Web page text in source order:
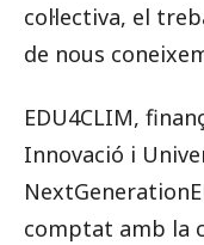
col·lectiva, el
de nous
EDU4CLIM,
Innovació i
comptat amb la